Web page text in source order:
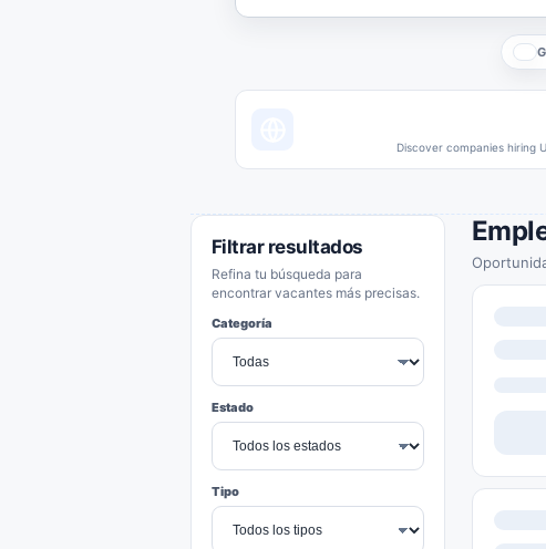
Discover companies hiring
Filtrar resultados
Refina tu búsqueda para
encontrar vacantes más precisas.
Categoría
Estado
Tipo